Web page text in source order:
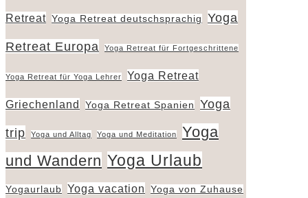
Retreat Yoga Retreat deutschsprachig
Yoga
Retreat Europa
Yoga Retreat für Fortgeschrittene
Yoga Retreat für Yoga Lehrer Yoga Retreat
Griechenland Yoga Retreat Spanien
Yoga
trip
Yoga und Alltag Yoga und Meditation
Yoga
und Wandern Yoga Urlaub
Yogaurlaub Yoga vacation Yoga von Zuhause